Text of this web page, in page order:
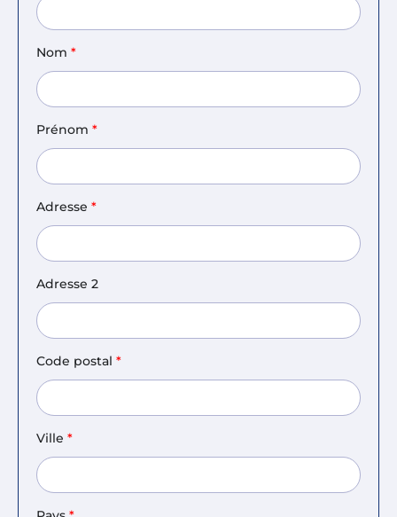
Espace chercheurs
Mon compte
Nom *
Prénom *
Adresse *
Adresse 2
Code postal *
Ville *